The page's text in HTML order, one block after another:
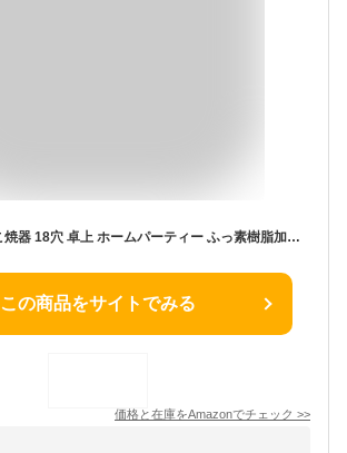
和平フレイズ たこ焼器 18穴 卓上 ホームパーティー ふっ素樹脂加工 元祖ヤキヤキ屋台 RJ-0707
この商品をサイトでみる
価格と在庫をAmazonでチェック >>